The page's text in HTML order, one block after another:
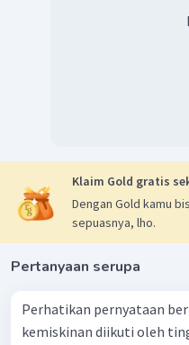
Klaim Gold gratis
Dengan Gold kamu
sepuasnya, lho.
Pertanyaan serupa
Perhatikan pernyataan berikut ! 1)
kemiskinan diikuti oleh